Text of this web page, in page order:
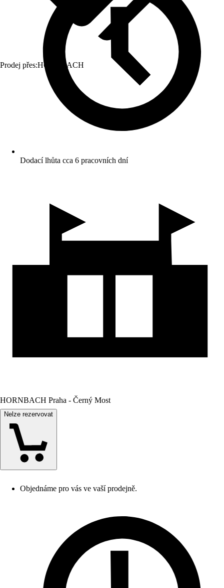
Prodej přes:HORNBACH
Dodací lhůta cca 6 pracovních dní
HORNBACH Praha - Černý Most
Nelze rezervovat
Objednáme pro vás ve vaší prodejně.